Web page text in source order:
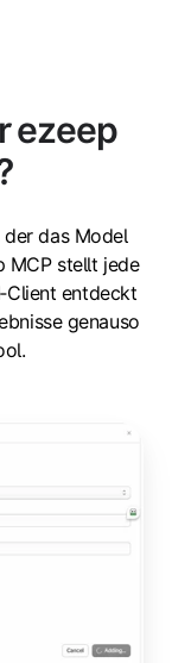
ezeep
der das Model
MCP stellt jede
entdeckt
genauso